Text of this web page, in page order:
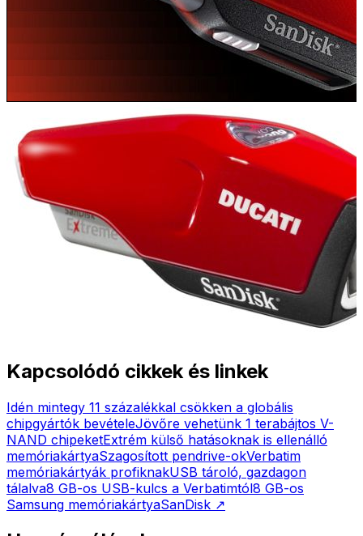
Kapcsolódó cikkek és linkek
Idén mintegy 11 százalékkal csökken a globális
chipgyártók bevételeJövőre vehetünk 1 terabájtos V-
NAND chipeketExtrém külső hatásoknak is ellenálló
memóriakártyaSzagosított pendrive-okVerbatim
memóriakártyák profiknakUSB tároló, gazdagon
tálalva8 GB-os USB-kulcs a Verbatimtól8 GB-os
Samsung memóriakártyaSanDisk ↗